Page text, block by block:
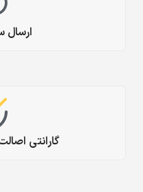
ارسال
گارانتی